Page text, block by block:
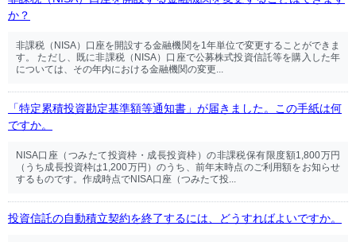
か？
非課税（NISA）口座を開設する金融機関を1年単位で変更することができま
す。 ただし、既に非課税（NISA）口座で公募株式投資信託等を購入した年
については、その年内における金融機関の変更...
「特定累積投資勘定基準額等通知書」が届きました。この手紙は何
ですか。
NISA口座（つみたて投資枠・成長投資枠）の非課税保有限度額1,800万円
（うち成長投資枠は1,200万円）のうち、前年末時点のご利用額をお知らせ
するものです。作成時点でNISA口座（つみたて投...
投資信託の自動積立契約を終了するには、どうすればよいですか。